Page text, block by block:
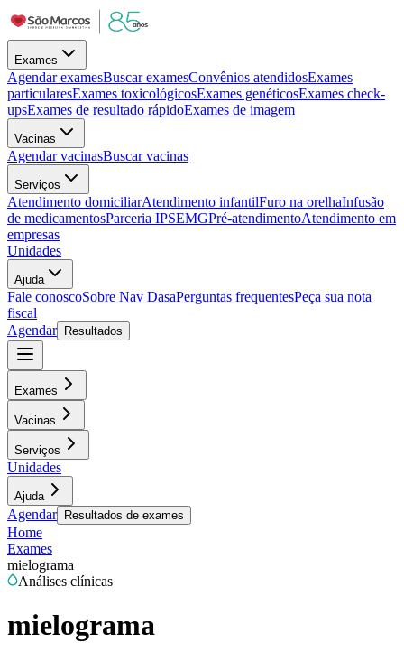
Exames
Agendar examesBuscar examesConvênios atendidosExames
particularesExames toxicológicosExames genéticosExames check-
upsExames de resultado rápidoExames de imagem
Vacinas
Agendar vacinasBuscar vacinas
Serviços
Atendimento domiciliarAtendimento infantilFuro na orelhaInfusão
de medicamentosParceria IPSEMGPré-atendimentoAtendimento em
empresas
Unidades
Ajuda
Fale conoscoSobre Nav DasaPerguntas frequentesPeça sua nota
fiscal
Agendar
Resultados
Exames
Vacinas
Serviços
Unidades
Ajuda
Agendar Resultados de exames
Home
Exames
mielograma
Análises clínicas
mielograma